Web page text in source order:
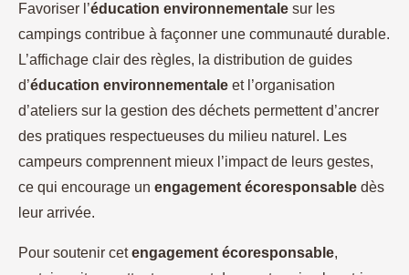
Favoriser l’éducation environnementale sur les
campings contribue à façonner une communauté durable.
L’affichage clair des règles, la distribution de guides
d’éducation environnementale et l’organisation
d’ateliers sur la gestion des déchets permettent d’ancrer
des pratiques respectueuses du milieu naturel. Les
campeurs comprennent mieux l’impact de leurs gestes,
ce qui encourage un engagement écoresponsable dès
leur arrivée.
Pour soutenir cetengagement écoresponsable,